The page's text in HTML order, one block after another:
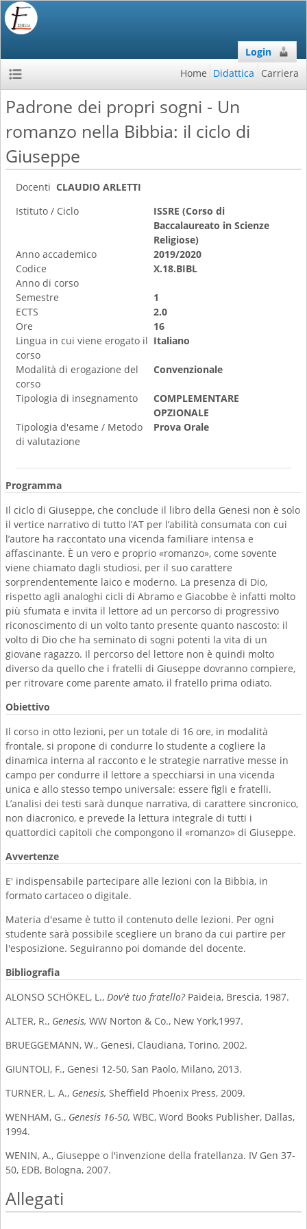
Login
Home Didattica Carriera
Padrone dei propri sogni - Un
romanzo nella Bibbia: il ciclo di
Giuseppe
Docenti CLAUDIO ARLETTI
Istituto / Ciclo
ISSRE (Corso di
Baccalaureato in Scienze
Religiose)
Anno accademico
2019/2020
Codice
X.18.BIBL
Anno di corso
Semestre
1
ECTS
2.0
Ore
16
Lingua in cui viene erogato il
corso
Italiano
Modalità di erogazione del
corso
Convenzionale
Tipologia di insegnamento
COMPLEMENTARE
OPZIONALE
Tipologia d'esame / Metodo
di valutazione
Prova Orale
Programma
Il ciclo di Giuseppe, che conclude il libro della Genesi non è solo
il vertice narrativo di tutto l’AT per l’abilità consumata con cui
l’autore ha raccontato una vicenda familiare intensa e
affascinante. È un vero e proprio «romanzo», come sovente
viene chiamato dagli studiosi, per il suo carattere
sorprendentemente laico e moderno. La presenza di Dio,
rispetto agli analoghi cicli di Abramo e Giacobbe è infatti molto
più sfumata e invita il lettore ad un percorso di progressivo
riconoscimento di un volto tanto presente quanto nascosto: il
volto di Dio che ha seminato di sogni potenti la vita di un
giovane ragazzo. Il percorso del lettore non è quindi molto
diverso da quello che i fratelli di Giuseppe dovranno compiere,
per ritrovare come parente amato, il fratello prima odiato.
Obiettivo
Il corso in otto lezioni, per un totale di 16 ore, in modalità
frontale, si propone di condurre lo studente a cogliere la
dinamica interna al racconto e le strategie narrative messe in
campo per condurre il lettore a specchiarsi in una vicenda
unica e allo stesso tempo universale: essere figli e fratelli.
L’analisi dei testi sarà dunque narrativa, di carattere sincronico,
non diacronico, e prevede la lettura integrale di tutti i
quattordici capitoli che compongono il «romanzo» di Giuseppe.
Avvertenze
E' indispensabile partecipare alle lezioni con la Bibbia, in
formato cartaceo o digitale.
Materia d'esame è tutto il contenuto delle lezioni. Per ogni
studente sarà possibile scegliere un brano da cui partire per
l'esposizione. Seguiranno poi domande del docente.
Bibliografia
ALONSO SCHÖKEL, L., Dov'è tuo fratello? Paideia, Brescia, 1987.
ALTER, R., Genesis, WW Norton & Co., New York,1997.
BRUEGGEMANN, W., Genesi, Claudiana, Torino, 2002.
GIUNTOLI, F., Genesi 12-50, San Paolo, Milano, 2013.
TURNER, L. A., Genesis, Sheffield Phoenix Press, 2009.
WENHAM, G., Genesis 16-50, WBC, Word Books Publisher, Dallas,
1994.
WENIN, A., Giuseppe o l'invenzione della fratellanza. IV Gen 37-
50, EDB, Bologna, 2007.
Allegati